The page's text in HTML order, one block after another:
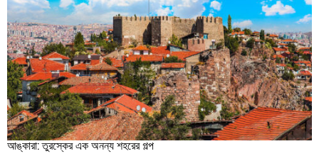
আঙ্কারা: তুরস্কের এক অনন্য শহরের গল্প